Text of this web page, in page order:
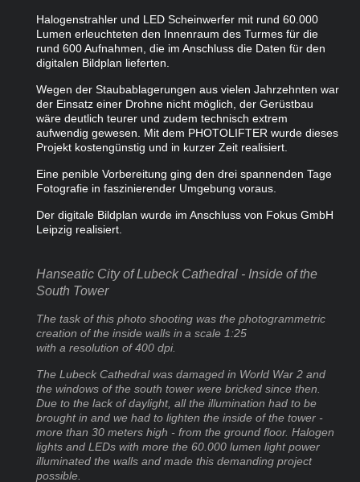
Halogenstrahler und LED Scheinwerfer mit rund 60.000
Lumen erleuchteten den Innenraum des Turmes für die
rund 600 Aufnahmen, die im Anschluss die Daten für den
digitalen Bildplan lieferten.
Wegen der Staubablagerungen aus vielen Jahrzehnten war
der Einsatz einer Drohne nicht möglich, der Gerüstbau
wäre deutlich teurer und zudem technisch extrem
aufwendig gewesen. Mit dem PHOTOLIFTER wurde dieses
Projekt kostengünstig und in kurzer Zeit realisiert.
Eine penible Vorbereitung ging den drei spannenden Tage
Fotografie in faszinierender Umgebung voraus.
Der digitale Bildplan wurde im Anschluss von Fokus GmbH
Leipzig realisiert.
Hanseatic City of Lubeck Cathedral - Inside of the
South Tower
The task of this photo shooting was the photogrammetric
creation of the inside walls in a scale 1:25
with a resolution of 400 dpi.
The Lubeck Cathedral was damaged in World War 2 and
the windows of the south tower were bricked since then.
Due to the lack of daylight, all the illumination had to be
brought in and we had to lighten the inside of the tower -
more than 30 meters high - from the ground floor. Halogen
lights and LEDs with more the 60.000 lumen light power
illuminated the walls and made this demanding project
possible.